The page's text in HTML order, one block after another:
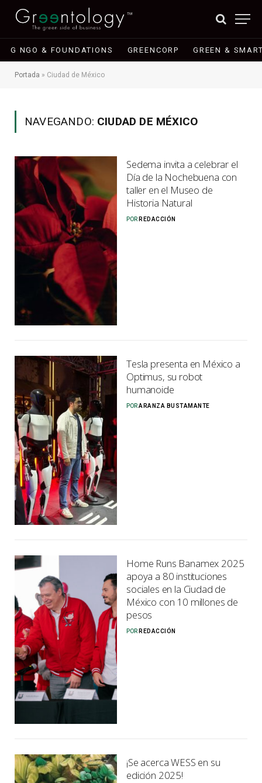
G NGO & FOUNDATIONS GREENCORP GREEN &
Portada » Ciudad de México
NAVEGANDO: CIUDAD DE MÉXICO
Sedema invita a celebrar el
Día de la Nochebuena con
taller en el Museo de
Historia Natural
POR REDACCIÓN
Tesla presenta en México a
Optimus, su robot
humanoide
PORARANZA BUSTAMANTE
Home Runs Banamex 2025
apoya a 80 instituciones
sociales en la Ciudad de
México con 10 millones de
pesos
POR REDACCIÓN
¡Se acerca WESS en su
edición 2025!